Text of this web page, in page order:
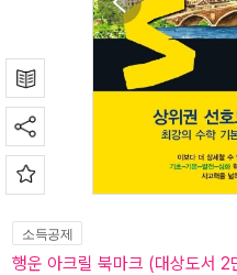
소득공제
행운 아크릴 북마크 (대상도서 2